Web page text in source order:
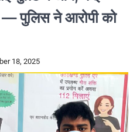
पुलिस ने आरोपी को
18, 2025